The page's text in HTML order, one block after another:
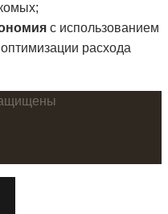
с использованием
расхода